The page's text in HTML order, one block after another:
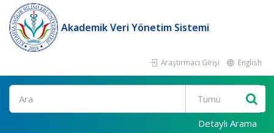
Akademik Veri Yönetim Sistemi
Araştırmacı Girişi English
Ara
Detaylı Arama